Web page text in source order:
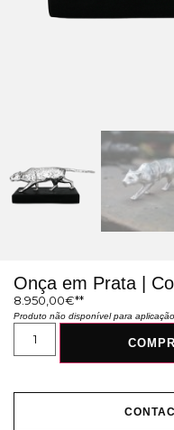
Onça em Prata |
8.950,00€
Produto não disponível para